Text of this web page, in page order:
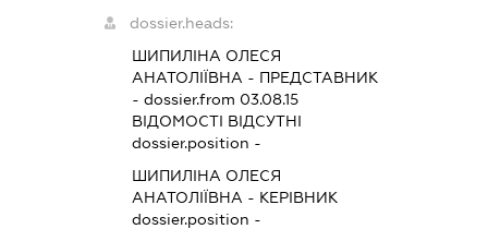
dossier.heads:
ШИПИЛІНА ОЛЕСЯ
АНАТОЛІЇВНА - ПРЕДСТАВНИК
- dossier.from 03.08.15
ВІДОМОСТІ ВІДСУТНІ
dossier.position -
ШИПИЛІНА ОЛЕСЯ
АНАТОЛІЇВНА - КЕРІВНИК
dossier.position -